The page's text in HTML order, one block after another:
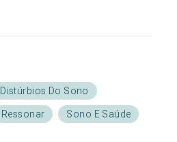
Distúrbios Do Sono
Ressonar Sono E Saúde